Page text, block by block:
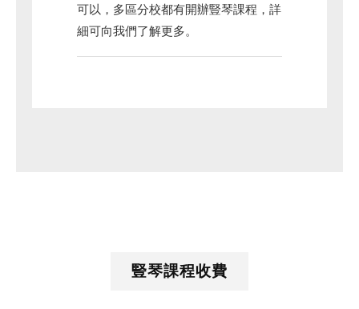
可以，多區分校都有開辦豎琴課程，詳
細可向我們了解更多。
豎琴課程收費